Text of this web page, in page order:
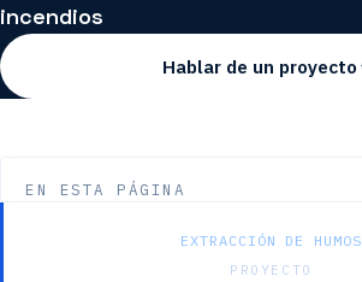
incendios
Hablar de un proyecto
EXTRACCIÓN DE HUMOS
PROYECTO
EN ESTA PÁGINA